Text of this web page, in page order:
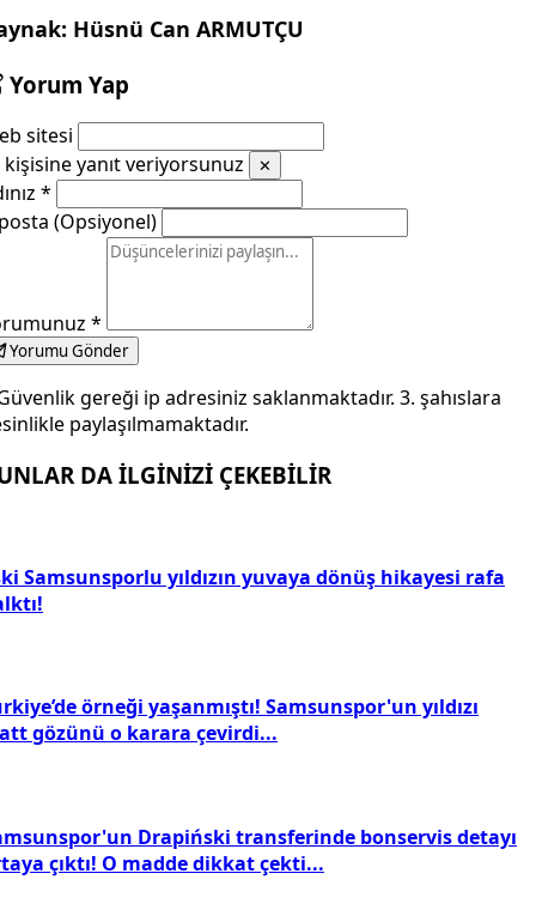
Hüsnü Can ARMUTÇU
Yorum Yap
sitesi
kişisine yanıt veriyorsunuz
✕
*
(Opsiyonel)
*
Yorumu Gönder
gereği ip adresiniz saklanmaktadır. 3. şahıslara
paylaşılmamaktadır.
DA İLGİNİZİ ÇEKEBİLİR
Samsunsporlu yıldızın yuvaya dönüş hikayesi rafa
örneği yaşanmıştı! Samsunspor'un yıldızı
gözünü o karara çevirdi...
Drapiński transferinde bonservis detayı
çıktı! O madde dikkat çekti...